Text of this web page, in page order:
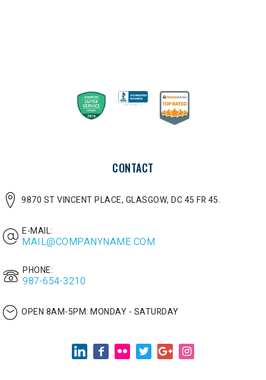
CONTACT
9870 ST VINCENT PLACE, GLASGOW, DC 45 FR 45.
E-MAIL:
MAIL@COMPANYNAME.COM
PHONE:
987-654-3210
OPEN 8AM-5PM: MONDAY - SATURDAY